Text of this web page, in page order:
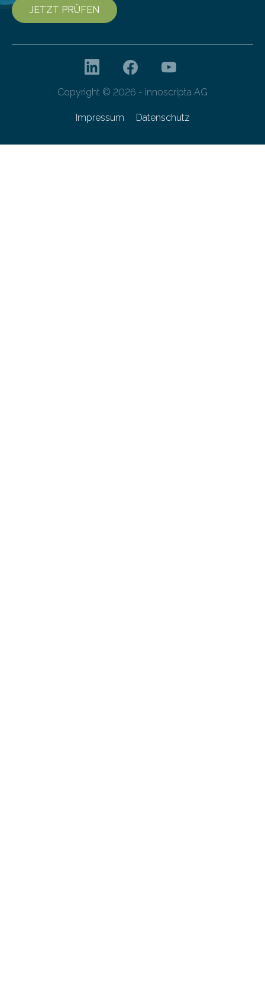
JETZT PRÜFEN
Copyright © 2026 - innoscripta AG
Impressum Datenschutz